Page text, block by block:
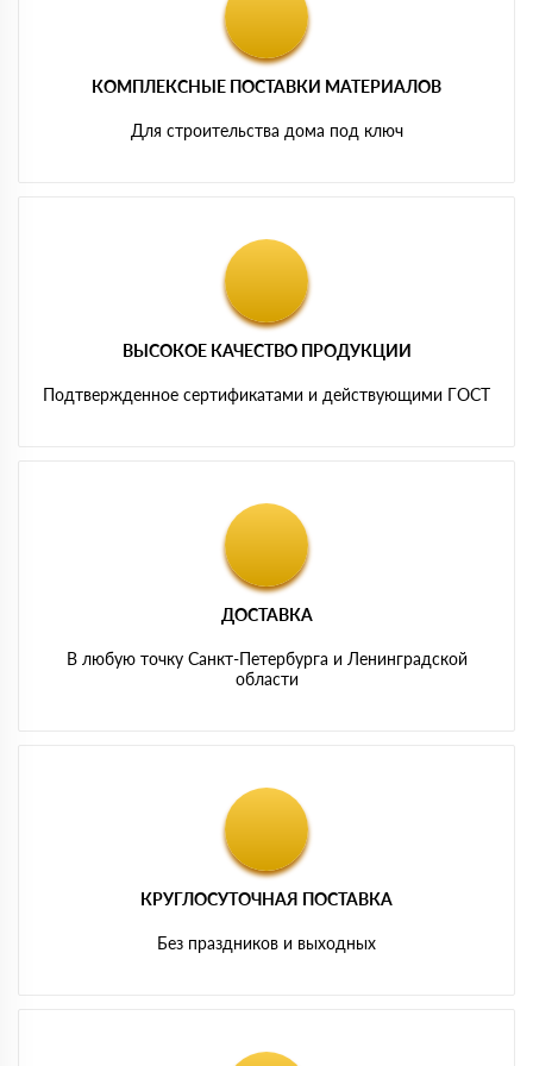
КОМПЛЕКСНЫЕ ПОСТАВКИ МАТЕРИАЛОВ
Для строительства дома под ключ
ВЫСОКОЕ КАЧЕСТВО ПРОДУКЦИИ
Подтвержденное сертификатами и действующими ГОСТ
ДОСТАВКА
В любую точку Санкт-Петербурга и Ленинградской
области
КРУГЛОСУТОЧНАЯ ПОСТАВКА
Без праздников и выходных